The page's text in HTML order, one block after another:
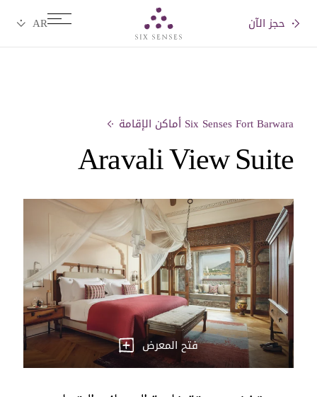
حجز الآن
Six Senses Fort Barwara أماكن الإقامة
Aravali View Suite
فتح المعرض